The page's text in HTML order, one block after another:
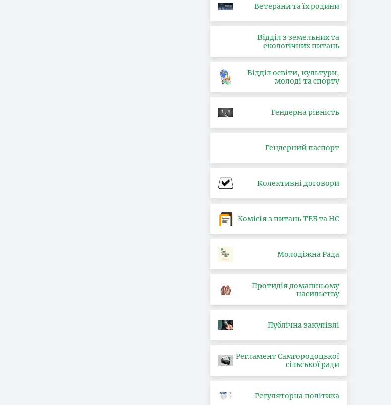
Ветерани та їх родини
Відділ з земельних та
екологічних питань
Відділ освіти, культури,
молоді та спорту
Гендерна рівність
Гендерний паспорт
Колективні договори
Комісія з питань ТЕБ та НС
Молодіжна Рада
Протидія домашньому
насильству
Публічна закупівлі
Регламент Самгородоцької
сільської ради
Регуляторна політика